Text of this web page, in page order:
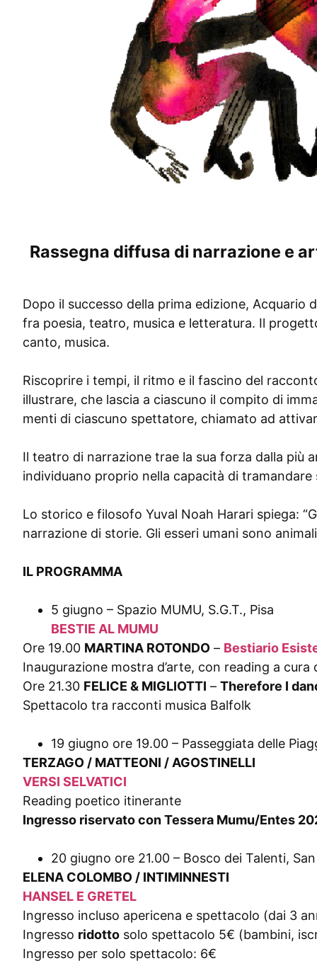
Rassegna diffusa di narrazione e
Dopo il successo della prima edizione,
fra poesia, teatro, musica e letteratura. Il
canto, musica.
Riscoprire i tempi, il ritmo e il fascino del
illustrare, che lascia a ciascuno il compito di
menti di ciascuno spettatore, chiamato ad
Il teatro di narrazione trae la sua forza dalla più
individuano proprio nella capacità di
Lo storico e filosofo Yuval Noah Harari spiega:
narrazione di storie. Gli esseri umani sono
IL PROGRAMMA
5 giugno – Spazio MUMU, S.G.T., Pisa
BESTIE AL MUMU
Ore 19.00 MARTINA ROTONDO – Bestiario
Inaugurazione mostra d’arte, con reading a cura
Ore 21.30 FELICE & MIGLIOTTI – Therefore I
Spettacolo tra racconti musica Balfolk
19 giugno ore 19.00 – Passeggiata delle
TERZAGO / MATTEONI / AGOSTINELLI
VERSI SELVATICI
Reading poetico itinerante
Ingresso riservato con Tessera Mumu/Entes
20 giugno ore 21.00 – Bosco dei Talenti,
ELENA COLOMBO / INTIMINNESTI
HANSEL E GRETEL
Ingresso incluso apericena e spettacolo (dai 3
Ingresso ridotto solo spettacolo 5€ (bambini,
Ingresso per solo spettacolo: 6€